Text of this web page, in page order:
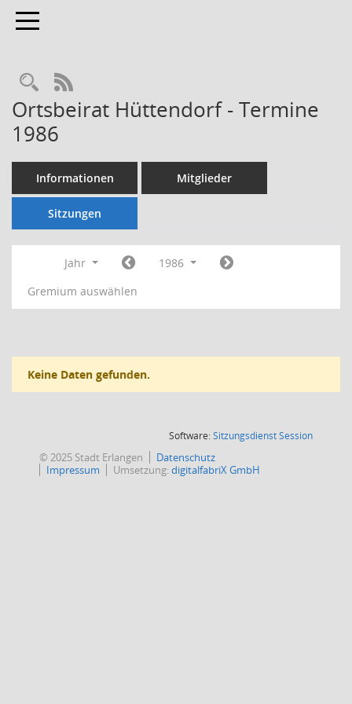
Toggle navigation
Rechercheauswahl
RSS-Feed
Ortsbeirat Hüttendorf - Termine
1986
Informationen Mitglieder
Sitzungen
Jahr
1986
Gremium auswählen
Keine Daten gefunden.
Software:SitzungsdienstSession(Wird in
© 2025 Stadt Erlangen
Datenschutz
Impressum
Umsetzung:digitalfabriX GmbH